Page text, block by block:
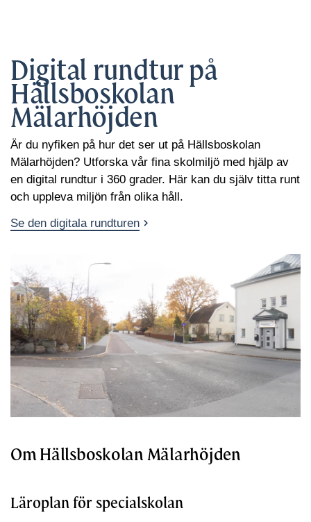
Digital rundtur på
Hällsboskolan
Mälarhöjden
Är du nyfiken på hur det ser ut på Hällsboskolan
Mälarhöjden? Utforska vår fina skolmiljö med hjälp av
en digital rundtur i 360 grader. Här kan du själv titta runt
och uppleva miljön från olika håll.
Se den digitala rundturen
Om Hällsboskolan Mälarhöjden
Läroplan för specialskolan